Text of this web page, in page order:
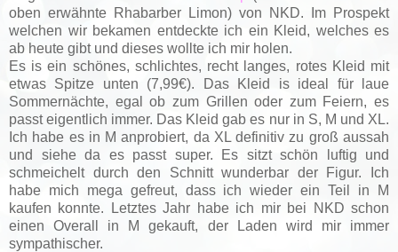
oben erwähnte Rhabarber Limon) von NKD. Im Prospekt
welchen wir bekamen entdeckte ich ein Kleid, welches es
ab heute gibt und dieses wollte ich mir holen.
Es is ein schönes, schlichtes, recht langes, rotes Kleid mit
etwas Spitze unten (7,99€). Das Kleid is ideal für laue
Sommernächte, egal ob zum Grillen oder zum Feiern, es
passt eigentlich immer. Das Kleid gab es nur in S, M und XL.
Ich habe es in M anprobiert, da XL definitiv zu groß aussah
und siehe da es passt super. Es sitzt schön luftig und
schmeichelt durch den Schnitt wunderbar der Figur. Ich
habe mich mega gefreut, dass ich wieder ein Teil in M
kaufen konnte. Letztes Jahr habe ich mir bei NKD schon
einen Overall in M gekauft, der Laden wird mir immer
sympathischer.